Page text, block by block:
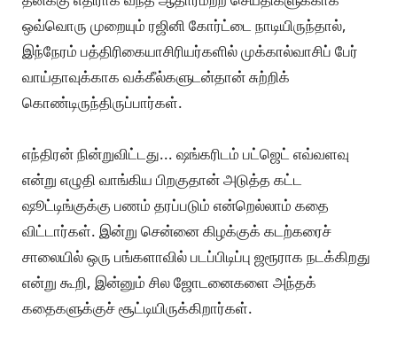
ஒவ்வொரு முறையும் ரஜினி கோர்ட்டை நாடியிருந்தால்,
இந்நேரம் பத்திரிகையாசிரியர்களில் முக்கால்வாசிப் பேர்
வாய்தாவுக்காக வக்கீல்களுடன்தான் சுற்றிக்
கொண்டிருந்திருப்பார்கள்.
எந்திரன் நின்றுவிட்டது... ஷங்கரிடம் பட்ஜெட் எவ்வளவு
என்று எழுதி வாங்கிய பிறகுதான் அடுத்த கட்ட
ஷூட்டிங்குக்கு பணம் தரப்படும் என்றெல்லாம் கதை
விட்டார்கள். இன்று சென்னை கிழக்குக் கடற்கரைச்
சாலையில் ஒரு பங்களாவில் படப்பிடிப்பு ஜரூராக நடக்கிறது
என்று கூறி, இன்னும் சில ஜோடனைகளை அந்தக்
கதைகளுக்குச் சூட்டியிருக்கிறார்கள்.